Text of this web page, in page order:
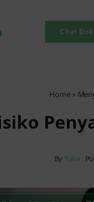
Chat
Home»
By Yulia